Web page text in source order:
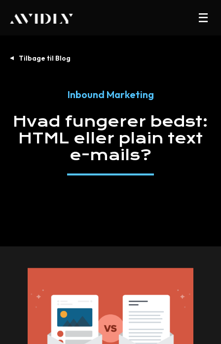
Tilbage til Blog
Inbound Marketing
Hvad fungerer bedst:
HTML eller plain text
e-mails?